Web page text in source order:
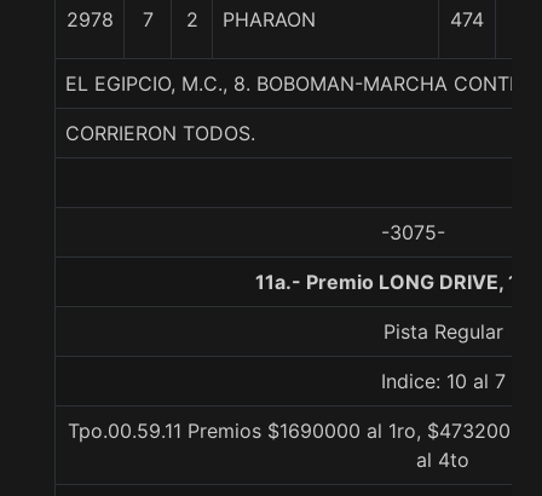
2978 7 2 PHARAON 474
EL EGIPCIO, M.C., 8. BOBOMAN-MARCHA
CORRIERON TODOS.
-3075-
11a.- Premio LONG DRIVE,
Pista Regular
Indice: 10 al 7
Tpo.00.59.11 Premios $1690000 al 1ro, $473200
al 4to